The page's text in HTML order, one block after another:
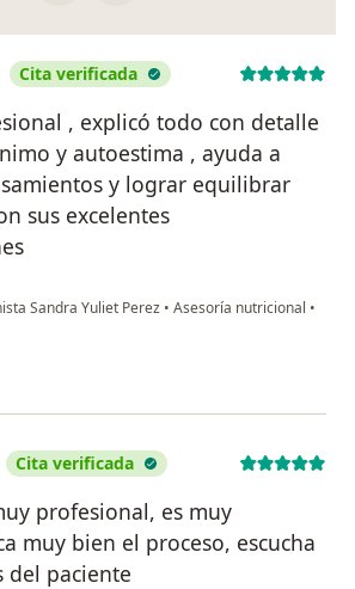
Cita verificada
, explicó todo con detalle
y autoestima , ayuda a
y lograr equilibrar
sus excelentes
Sandra Yuliet Perez • Asesoría nutricional •
Marín
Cita verificada
profesional, es muy
muy bien el proceso, escucha
del paciente